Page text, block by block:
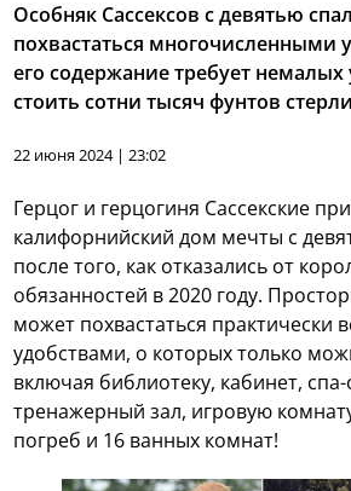
Особняк Сассексов с девятью
похвастаться многочисленными
его содержание требует
стоить сотни тысяч фунтов
22 июня 2024 | 23:02
Герцог и герцогиня Сассекские
калифорнийский дом мечты с
после того, как отказались от
обязанностей в 2020 году.
может похвастаться практически
удобствами, о которых только
включая библиотеку, кабинет, спа-
тренажерный зал, игровую
погреб и 16 ванных комнат!